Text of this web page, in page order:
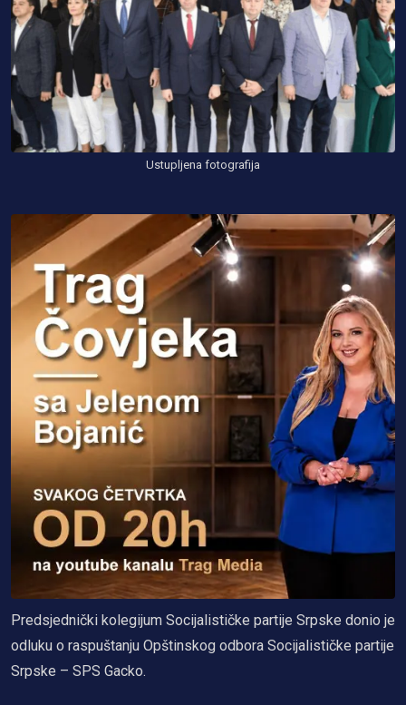
Ustupljena fotografija
Predsjednički kolegijum Socijalističke partije Srpske donio je
odluku o raspuštanju Opštinskog odbora Socijalističke partije
Srpske – SPS Gacko.